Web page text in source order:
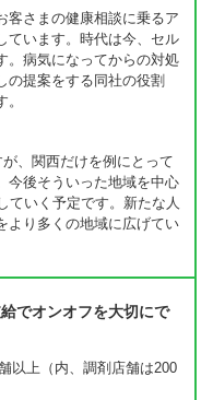
客さまの健康相談に乗るア
ています。時代は今、セル
。病気になってからの対処
の提案をする同社の役割
、関西だけを例にとって
今後そういった地域を中心
ていく予定です。新たな人
より多くの地域に広げてい
でオンオフを大切にで
以上（内、調剤店舗は200